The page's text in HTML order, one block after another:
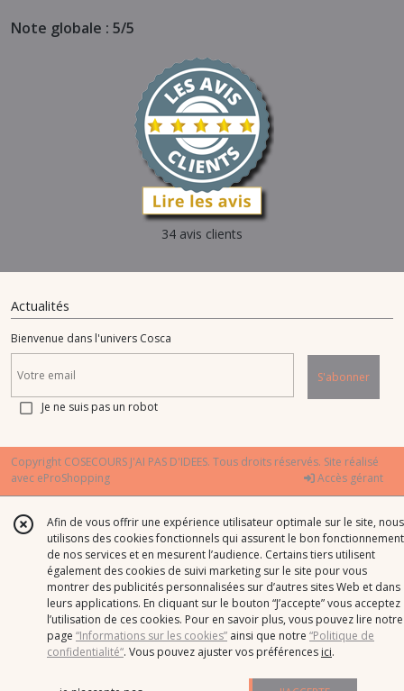
Note globale : 5/5
34 avis clients
Actualités
Bienvenue dans l'univers Cosca
S'abonner
Je ne suis pas un robot
Copyright COSECOURS J'AI PAS D'IDEES. Tous droits réservés. Site réalisé
avec eProShopping Accès gérant
Afin de vous offrir une expérience utilisateur optimale sur le site, nous
utilisons des cookies fonctionnels qui assurent le bon fonctionnement
de nos services et en mesurent l’audience. Certains tiers utilisent
également des cookies de suivi marketing sur le site pour vous
montrer des publicités personnalisées sur d’autres sites Web et dans
leurs applications. En cliquant sur le bouton “J’accepte” vous acceptez
l’utilisation de ces cookies. Pour en savoir plus, vous pouvez lire notre
page “Informations sur les cookies” ainsi que notre “Politique de
confidentialité“. Vous pouvez ajuster vos préférences ici.